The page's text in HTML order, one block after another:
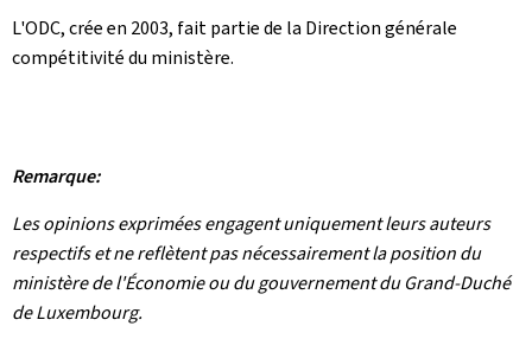
L'ODC, crée en 2003, fait partie de la Direction générale
compétitivité du ministère.
Remarque:
Les opinions exprimées engagent uniquement leurs auteurs
respectifs et ne reflètent pas nécessairement la position du
ministère de l'Économie ou du gouvernement du Grand-Duché
de Luxembourg.